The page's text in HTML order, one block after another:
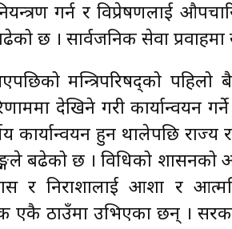
गर्न र विप्रेषणलाई
छ । सार्वजनिक सेवा
मन्त्रिपरिषद्को पहिलो
देखिने गरी कार्यान्वयन
कार्यान्वयन हुन थालेपछि राज्य
बढेको छ । विधिको शासनको
र निराशालाई आशा र
एकै ठाउँमा उभिएका छन् ।